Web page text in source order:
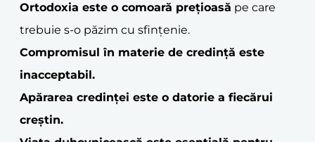
Ortodoxia este o comoară prețioasă pe care
trebuie s-o păzim cu sfințenie.
Compromisul în materie de credință este
inacceptabil.
Apărarea credinței este o datorie a fiecărui
creștin.